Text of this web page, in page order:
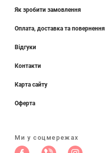
Як зробити замовлення
Оплата, доставка та повернення
Відгуки
Контакти
Карта сайту
Оферта
Ми у соцмережах